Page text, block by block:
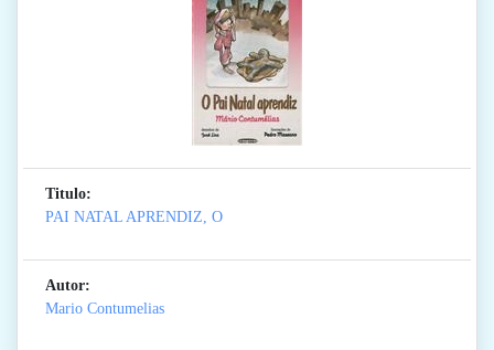
Titulo:
PAI NATAL APRENDIZ, O
Autor:
Mario Contumelias